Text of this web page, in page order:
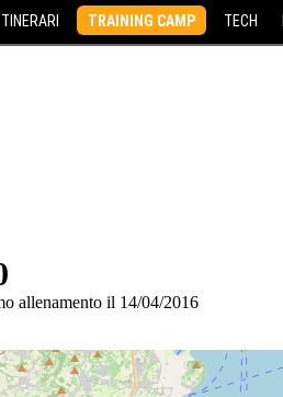
ITINERARI TRAINING CAMP TECH
allenamento il 14/04/2016